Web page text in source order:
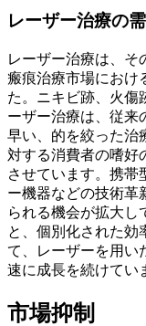
レーザー治療の
レーザー治療は、そ
瘢痕治療市場におけ
た。ニキビ跡、火傷
ーザー治療は、従来
早い、的を絞った治
対する消費者の嗜好
させています。携帯
ー機器などの技術革
られる機会が拡大し
と、個別化された効
て、レーザーを用い
速に成長を続けてい
市場抑制